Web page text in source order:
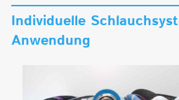
Individuelle
Anwendung